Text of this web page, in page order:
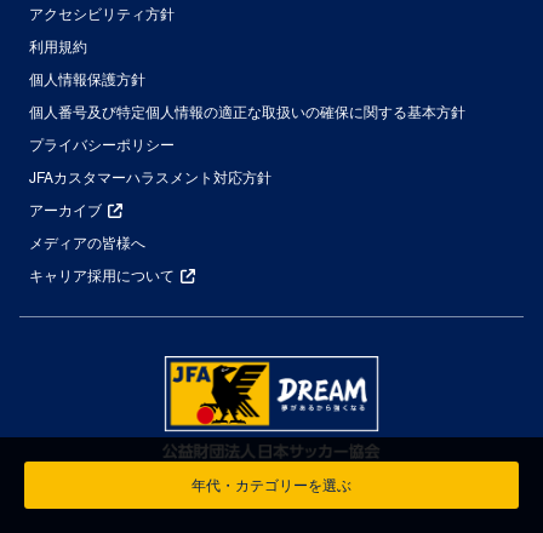
年代・カテゴリーを選ぶ
アクセシビリティ方針
利用規約
個人情報保護方針
個人番号及び特定個人情報の適正な取扱いの確保に関する基本方針
プライバシーポリシー
JFAカスタマーハラスメント対応方針
アーカイブ
メディアの皆様へ
キャリア採用について
© Japan Football Association All Rights Reserved.